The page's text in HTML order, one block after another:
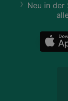
Neu in der